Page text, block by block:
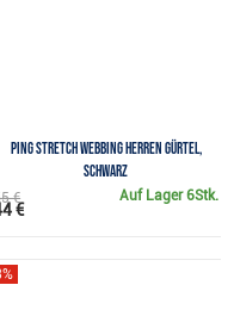
Ping Stretch Webbing Herren Gürtel,
schwarz
Auf Lager6Stk.
€
€